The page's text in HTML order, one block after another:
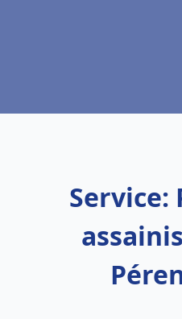
Service: